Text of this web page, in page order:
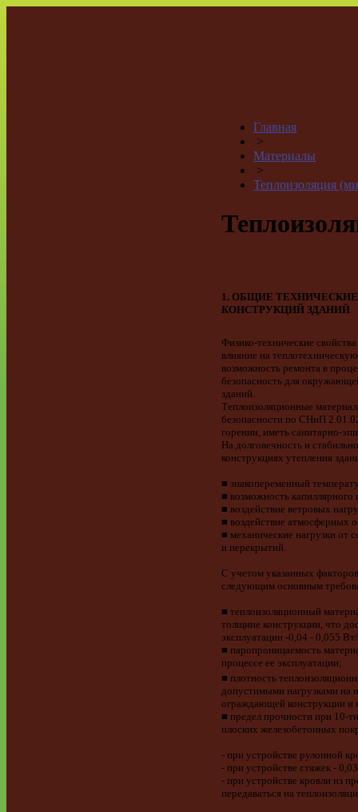
Главная
>
Материалы
>
Теплоизоляция
1. ОБЩИЕ
КОНСТРУКЦИЙ ЗДАНИЙ
Физико-технические
влияние на
возможность ремонта в
безопасность для
зданий.
Теплоизоляционные
безопасности по СНиП
горении, иметь санитарно-
На долговечность и
конструкциях утепления
■ знакопеременный
■ возможность
■ воздействие ветровых
■ воздействие атмосферных
■ механические нагрузки от
и перекрытий.
С учетом указанных
следующим основным
■ теплоизоляционный
толщине конструкции, что
эксплуатации -0,04 - 0,055
■ паропроницаемость
процессе ее эксплуатации;
■ плотность
допустимыми нагрузками на
ограждающей конст­рукции и
■ предел прочности при 10-
плоских железобетонных
- при устройстве рулонной
- при устройстве стяжек -
- при устройстве кровли из
передаваться на